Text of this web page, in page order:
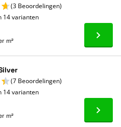
(3 Beoordelingen)
14 varianten
m² Ga
(7 Beoordelingen)
14 varianten
m² Ga